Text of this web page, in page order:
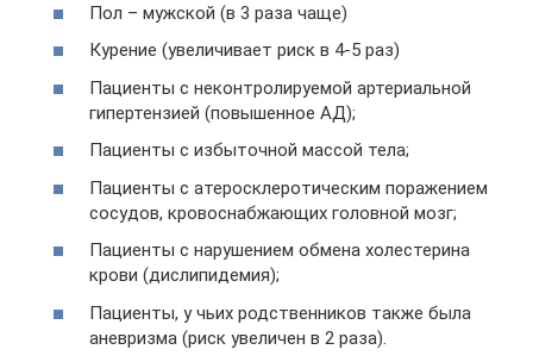
Пол – мужской (в 3 раза чаще)
Курение (увеличивает риск в 4-5 раз)
Пациенты с неконтролируемой артериальной
гипертензией (повышенное АД);
Пациенты с избыточной массой тела;
Пациенты с атеросклеротическим поражением
сосудов, кровоснабжающих головной мозг;
Пациенты с нарушением обмена холестерина
крови (дислипидемия);
Пациенты, у чьих родственников также была
аневризма (риск увеличен в 2 раза).